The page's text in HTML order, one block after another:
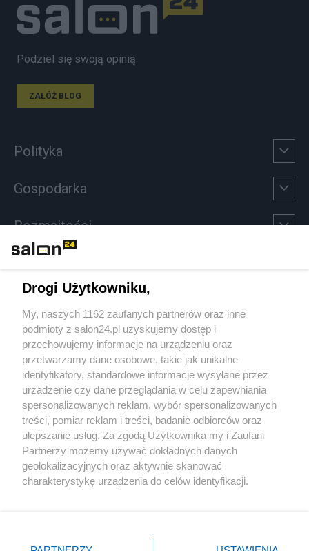
Podziel się swoją opinią
ZAŁÓŻ BLOG
Polityka
Gospodarka
Rozmaitości
Sport
Społeczeństwo
Kultura
X Facebook Instagram Youtube
Drogi Użytkowniku,
My, naszych 1162 zaufanych partnerów oraz inne
podmioty z salon24.pl uzyskujemy dostęp i
przechowujemy informacje na urządzeniu oraz
przetwarzamy dane osobowe, takie jak unikalne
identyfikatory, standardowe informacje wysyłane przez
urządzenie czy dane przeglądania w celu zapewniania
spersonalizowanych reklam, wybór spersonalizowanych
treści, pomiar reklam i treści, badanie odbiorców oraz
ulepszanie usług. Za zgodą Użytkownika my i Zaufani
Partnerzy możemy używać dokładnych danych
geolokalizacyjnych oraz aktywnie skanować
charakterystykę urządzenia do celów identyfikacji.
zmienić/wycofać klikając przycisk ustawień prywatności